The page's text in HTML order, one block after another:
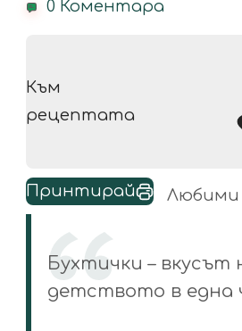
0 Коментара
Към
рецептата
Принтирай Любими
Бухтички – вкусът
детството в една